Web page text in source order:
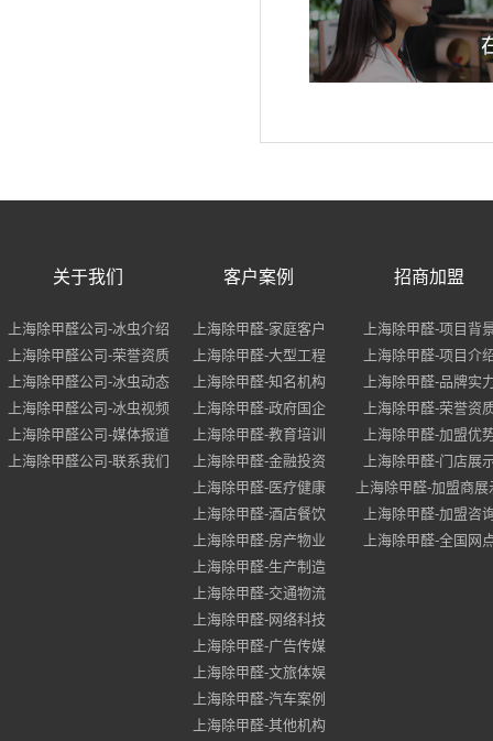
关于我们
上海除甲醛公司-冰虫介绍
上海除甲醛公司-荣誉资质
上海除甲醛公司-冰虫动态
上海除甲醛公司-冰虫视频
上海除甲醛公司-媒体报道
上海除甲醛公司-联系我们
客户案例
上海除甲醛-家庭客户
上海除甲醛-大型工程
上海除甲醛-知名机构
上海除甲醛-政府国企
上海除甲醛-教育培训
上海除甲醛-金融投资
上海除甲醛-医疗健康
上海除甲醛-酒店餐饮
上海除甲醛-房产物业
上海除甲醛-生产制造
上海除甲醛-交通物流
上海除甲醛-网络科技
上海除甲醛-广告传媒
上海除甲醛-文旅体娱
上海除甲醛-汽车案例
上海除甲醛-其他机构
招商加盟
上海除甲醛-项目背
上海除甲醛-项目介
上海除甲醛-品牌实
上海除甲醛-荣誉资
上海除甲醛-加盟优
上海除甲醛-门店展
上海除甲醛-加盟商展
上海除甲醛-加盟咨
上海除甲醛-全国网